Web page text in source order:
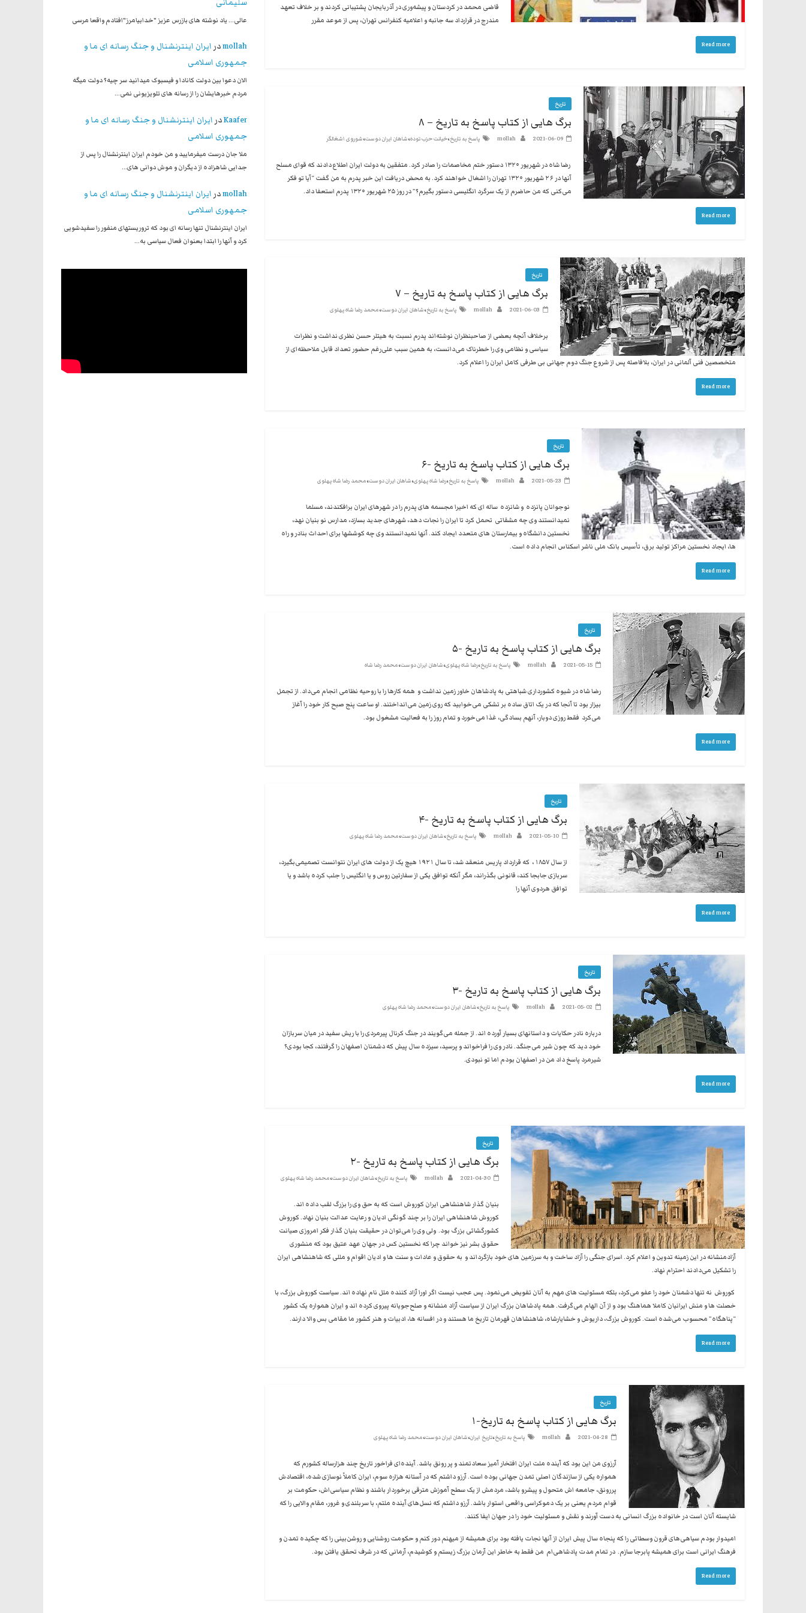
استبداد
نه
قاضی محمد در کردستان و پیشه‌وری در آذربایجان پشتیبانی کردند و بر خلاف تعهد
مندرج در قرارداد سه جانبه و اعلامیه کنفرانس تهران، پس از موعد مقرر
Read more
تاریخ
برگ هایی از کتاب پاسخ به تاریخ – ۸
2021-06-09
mollah پاسخ به تاریخ،خیانت حزب توده،شاهان ایران دوست،شوروی اشغالگر
رضا شاه در شهریور ۱۳۲۰ دستور ختم مخاصمات را صادر کرد. متفقین به دولت ایران اطلاع دادند که قوای مسلح
آنها در ۲۶ شهریور ۱۳۲۰ تهران را اشغال خواهند کرد. به محض دریافت این خبر پدرم به من گفت “آیا تو فکر
می‌کنی که من حاضرم از یک سرگرد انگلیسی دستور بگیرم؟” در روز ۲۵ شهریور ۱۳۲۰ پدرم استعفا داد.
Read more
تاریخ
برگ هایی از کتاب پاسخ به تاریخ – ۷
2021-06-03
mollah پاسخ به تاریخ،شاهان ایران دوست،محمد رضا شاه پهلوی
برخلاف آنچه بعضی از صاحبنظران نوشته‌اند پدرم نسبت به هیتلر حسن نظری نداشت و نظرات
سیاسی و نظامی‌ وی را خطرناک می‌دانست، به همین سبب علی‌رغم حضور تعداد قابل ملاحظه‌ای از
متخصصین فنی آلمانی در ایران، بلافاصله پس از شروع جنگ دوم جهانی بی طرفی کامل ایران را اعلام کرد.
Read more
تاریخ
برگ هایی از کتاب پاسخ به تاریخ -۶
2021-05-23
mollah پاسخ به تاریخ،رضا شاه پهلوی،شاهان ایران دوست،محمد رضا شاه پهلوی
نوجوانان پانزده و شانزده ساله ای که اخیرا مجسمه های پدرم را در شهرهای ایران برافکندند، مسلما
نمیدانستند وی چه مشقاتی تحمل کرد تا ایران را نجات دهد، شهرهای جدید بسازد، مدارس نو بنیان نهد،
نخستین دانشگاه و بیمارستان های متعدد ایجاد کند. آنها نمیدانستند وی چه کوششها برای احداث بنادر و راه
ها، ایجاد نخستین مراکز تولید برق، تأسیس بانک ملی ناشر اسکناس انجام داده است.
Read more
تاریخ
برگ هایی از کتاب پاسخ به تاریخ -۵
2021-05-15
mollah پاسخ به تاریخ،رضا شاه پهلوی،شاهان ایران دوست،محمد رضا شاه
رضا شاه در شیوه کشورداری شباهتی به پادشاهان خاور زمین نداشت و همه کارها را با روحیه نظامی‌ انجام می‌داد. از تجمل
بیزار بود تا آنجا که در یک اتاق ساده بر تشکی می‌خوابید که روی زمین می‌انداختند. او ساعت پنج صبح کار خود را آغاز
می‌کرد فقط روزی دوبار، آنهم بسادگی، غذا می‌خورد و تمام روز را به فعالیت مشغول بود.
Read more
تاریخ
برگ هایی از کتاب پاسخ به تاریخ -۴
2021-05-10
mollah پاسخ به تاریخ،شاهان ایران دوست،محمد رضا شاه پهلوی
از سال ۱۸۵۷ ، که قرارداد پاریس منعقد شد، تا سال ۱۹۲۱ هیچ یک از دولت های ایران نتوانست تصمیمی‌بگیرد،
سربازی جابجا کند، قانونی بگذراند، مگر آنکه توافق یکی از سفارتین روس و یا انگلیس را جلب کرده باشد و یا
توافق هردوی آنها را
Read more
تاریخ
برگ هایی از کتاب پاسخ به تاریخ -۳
2021-05-02
mollah پاسخ به تاریخ،شاهان ایران دوست،محمد رضا شاه پهلوی
درباره نادر حکایات و داستانهای بسیار آورده اند. از جمله می‌گویند در جنگ کرنال پیرمردی را با ریش سفید در میان سربازان
خود دید که چون شیر می‌جنگد. نادر وی را فراخواند و پرسید، سیزده سال پیش که دشمنان اصفهان را گرفتند، کجا بودی؟
شیرمرد پاسخ داد من در اصفهان بودم اما تو نبودی.
Read more
تاریخ
برگ هایی از کتاب پاسخ به تاریخ -۲
2021-04-30
mollah پاسخ به تاریخ،شاهان ایران دوست،محمد رضا شاه پهلوی
بنیان گذار شاهنشاهی ایران کوروش است که به حق وی را بزرگ لقب داده اند.
کوروش شاهنشاهی ایران را بر چند گونگی ادیان و رعایت عدالت بنیان نهاد. کوروش
کشورگشائی بزرگ بود. ولی وی را می‌توان در حقیقت بنیان گذار فکر امروزی صیانت
حقوق بشر نیز خواند چرا که نخستین کس در جهان عهد عتیق بود که منشوری
آزادمنشانه در این زمینه تدوین و اعلام کرد. اسرای جنگی را آزاد ساخت و به سرزمین های خود بازگرداند و به حقوق و عادات و سنت ها و ادیان اقوام و مللی که شاهنشاهی ایران
را تشکیل می‌دادند احترام نهاد.
کوروش نه تنها دشمنان خود را عفو می‌کرد، بلکه مسئولیت های مهم به آنان تفویض می‌نمود. پس عجب نیست اگر اورا آزاد کننده ملل نام نهاده اند. سیاست کوروش بزرگ، با
خصلت ها و منش ایرانیان کاملا هماهنگ بود و از آن الهام می‌گرفت. همه پادشاهان بزرگ ایران از سیاست آزاد منشانه و صلح‌جویانه پیروی کرده اند و ایران همواره یک کشور
“پناهگاه” محسوب می‌شده است. کوروش بزرگ، داریوش و خشایارشاه، شاهنشاهان قهرمان تاریخ ما هستند و در افسانه ها، ادبیات و هنر کشور ما مقامی‌ بس والا دارند.
Read more
تاریخ
برگ هایی از کتاب پاسخ به تاریخ-۱
2021-04-28
mollah پاسخ به تاریخ،تاریخ ایران،شاهان ایران دوست،محمد رضا شاه پهلوی
آرزوی من این بود که آینده ملت ایران افتخار آمیز سعادتمند و پر رونق باشد. آینده‌ای فراخور تاریخ چند هزارساله کشورم که
همواره یکی از سازندگان اصلی تمدن جهانی بوده است. آرزو داشتم که در آستانه هزاره سوم، ایران کاملاً نوسازی شده، اقتصادش
پررونق، جامعه اش متحول و پیشرو باشد، مردمش از یک سطح آموزش مترقی برخوردار باشند و نظام سیاسی‌اش، حکومت بر
قوام مردم یعنی بر یک دموکراسی واقعی استوار باشد. آرزو داشتم که نسل‌های آینده ملتم، با سربلندی و غرور، مقام والایی را که
شایسته آنان است در خانواده بزرگ انسانی به دست آورند و نقش و مسئولیت خود را در جهان ایفا کنند.
امیدوار بودم سیاهی‌های قرون وسطائی را که پنجاه سال پیش ایران از آنها نجات یافته بود برای همیشه از میهنم دور کنم و حکومت روشنایی و روشن‌بینی را که چکیده تمدن و
فرهنگ ایرانی است برای همیشه پابرجا سازم. در تمام مدت پادشاهی‌ام من فقط به خاطر این آرمان بزرگ زیستم و کوشیدم، آرمانی که در شرف تحقق یافتن بود.
Read more
عالی... یاد نوشته های بازرس عزیز "خدابیامرز"افتادم واقعا مرسی
mollahدر ایران اینترنشنال و جنگ رسانه ای ما و
جمهوری اسلامی
الان دعوا بین دولت کانادا و فیسبوک میدانید سر چیه؟ دولت میگه
مردم خبرهایشان را از رسانه های تلویزیونی نمی…
Kaaferدر ایران اینترنشنال و جنگ رسانه ای ما و
جمهوری اسلامی
ملا جان درست میفرمایید و من خودم ایران اینترنشنال را پس از
جدایی شاهزاده از دیگران و موش دوانی های…
mollahدر ایران اینترنشنال و جنگ رسانه ای ما و
جمهوری اسلامی
ایران اینترنشنال تنها رسانه ای بود که تروریستهای منفور را سفیدشویی
کرد و آنها را ابتدا بعنوان فعال سیاسی به…